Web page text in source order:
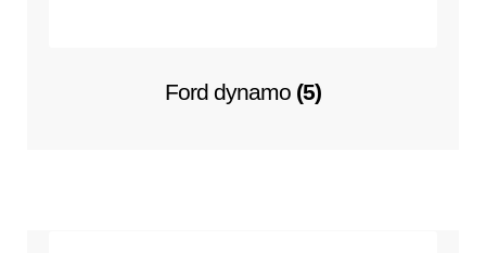
Ford dynamo (5)